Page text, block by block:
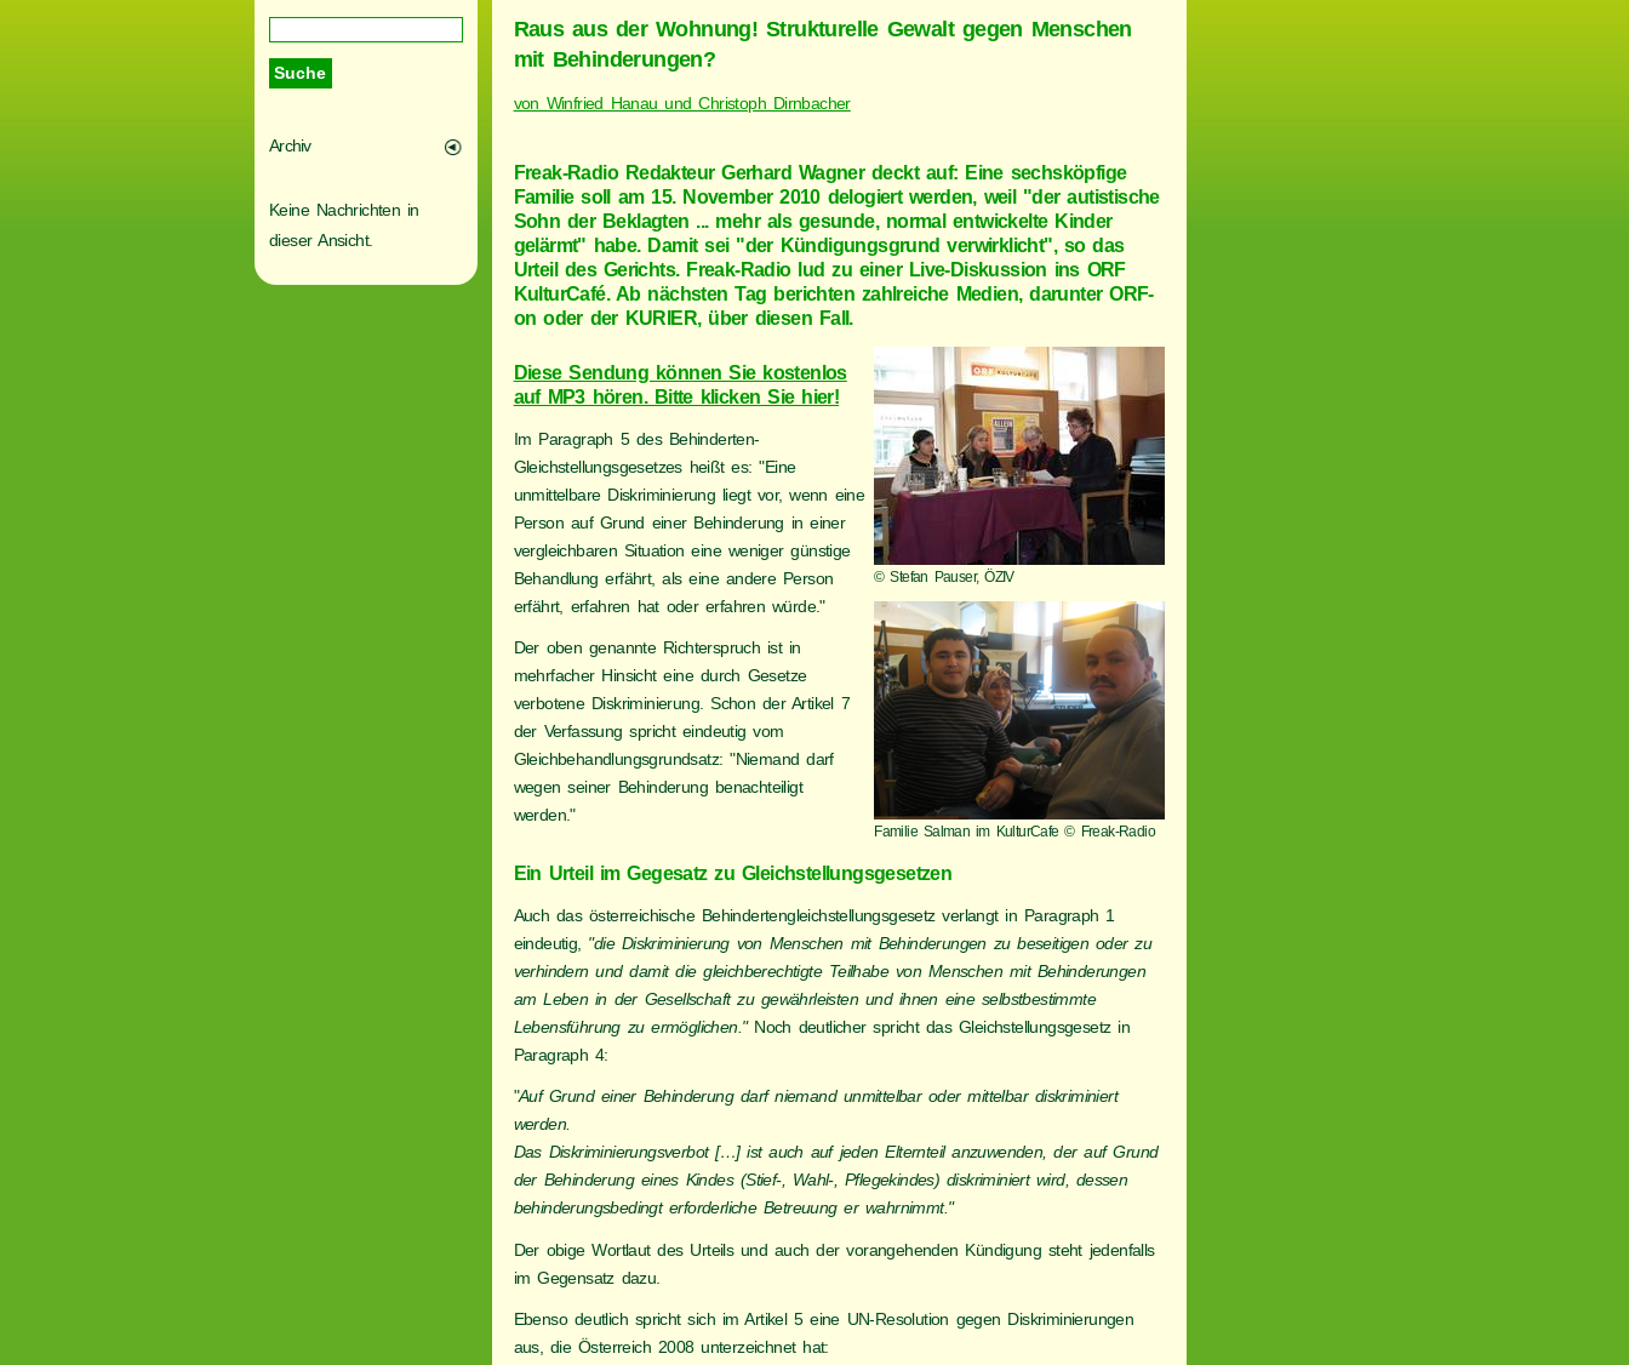
Archiv
Keine Nachrichten in
dieser Ansicht.
Raus aus der Wohnung! Strukturelle Gewalt gegen Menschen
mit Behinderungen?
von Winfried Hanau und Christoph Dirnbacher
Freak-Radio Redakteur Gerhard Wagner deckt auf: Eine sechsköpfige
Familie soll am 15. November 2010 delogiert werden, weil "der autistische
Sohn der Beklagten ... mehr als gesunde, normal entwickelte Kinder
gelärmt" habe. Damit sei "der Kündigungsgrund verwirklicht", so das
Urteil des Gerichts. Freak-Radio lud zu einer Live-Diskussion ins ORF
KulturCafé. Ab nächsten Tag berichten zahlreiche Medien, darunter ORF-
on oder der KURIER, über diesen Fall.
© Stefan Pauser, ÖZIV
Familie Salman im KulturCafe © Freak-Radio
Diese Sendung können Sie kostenlos
auf MP3 hören. Bitte klicken Sie hier!
Im Paragraph 5 des Behinderten-
Gleichstellungsgesetzes heißt es: "Eine
unmittelbare Diskriminierung liegt vor, wenn eine
Person auf Grund einer Behinderung in einer
vergleichbaren Situation eine weniger günstige
Behandlung erfährt, als eine andere Person
erfährt, erfahren hat oder erfahren würde."
Der oben genannte Richterspruch ist in
mehrfacher Hinsicht eine durch Gesetze
verbotene Diskriminierung. Schon der Artikel 7
der Verfassung spricht eindeutig vom
Gleichbehandlungsgrundsatz: "Niemand darf
wegen seiner Behinderung benachteiligt
werden."
Ein Urteil im Gegesatz zu Gleichstellungsgesetzen
Auch das österreichische Behindertengleichstellungsgesetz verlangt in Paragraph 1
eindeutig, "die Diskriminierung von Menschen mit Behinderungen zu beseitigen oder zu
verhindern und damit die gleichberechtigte Teilhabe von Menschen mit Behinderungen
am Leben in der Gesellschaft zu gewährleisten und ihnen eine selbstbestimmte
Lebensführung zu ermöglichen."Noch deutlicher spricht das Gleichstellungsgesetz in
Paragraph 4:
"Auf Grund einer Behinderung darf niemand unmittelbar oder mittelbar diskriminiert
werden.
Das Diskriminierungsverbot […] ist auch auf jeden Elternteil anzuwenden, der auf Grund
der Behinderung eines Kindes (Stief-, Wahl-, Pflegekindes) diskriminiert wird, dessen
behinderungsbedingt erforderliche Betreuung er wahrnimmt."
Der obige Wortlaut des Urteils und auch der vorangehenden Kündigung steht jedenfalls
im Gegensatz dazu.
Ebenso deutlich spricht sich im Artikel 5 eine UN-Resolution gegen Diskriminierungen
aus, die Österreich 2008 unterzeichnet hat: